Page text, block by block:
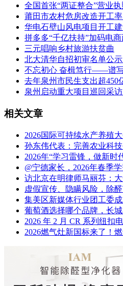
全国首张“两证整合”营业
莆田市农村危房改造开工率
华电石壁山风电项目开工
拼多多“千亿扶持”加码电
三元唱响乡村旅游扶贫曲
北大清华自招初审名单公
不忘初心 奋楫笃行——谱
去年泉州市民生支出超450
泉州启动重大项目巡回采
相关文章
2026国际可持续水产养殖
孙东伟代表：完善农业科
2026年“学习雷锋，做新时
@宁德家长，2026年春季
访北京在明律师马丽芬：
虚假宣传、隐瞒风险，除
集美区新媒体行业团工委
葡萄酒选择哪个品牌，长
2026 年 2 月 CR 系列纽扣
2026燃气灶新国标来了！